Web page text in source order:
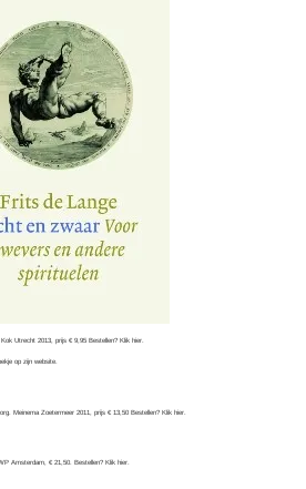
Utrecht 2013, prijs € 9,95 Bestellen? Klikhier
op zijnwebsite
Meinema Zoetermeer 2011, prijs € 13,50 Bestellen? Klikhier
Amsterdam, € 21,50. Bestellen? Klikhier